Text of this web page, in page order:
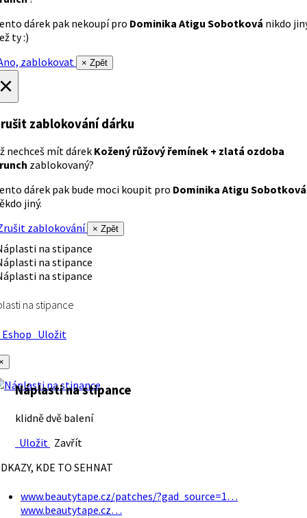
dárek pak nekoupí pro Dominika Atigu Sobotková nikdo
ty :)
zablokovat
× Zpět
zablokování dárku
nechceš mít dárek Kožený růžový řemínek + zlatá ozdoba
zablokovaný?
dárek pak bude moci koupit pro Dominika Atigu Sobotková
jiný.
zablokování
× Zpět
na stipance
Uložit
Náplasti na stipance
klidně dvě balení
Uložit Zavřít
KDE TO SEHNAT
www.beautytape.cz/patches/?gad_source=1…
www.beautytape.cz…